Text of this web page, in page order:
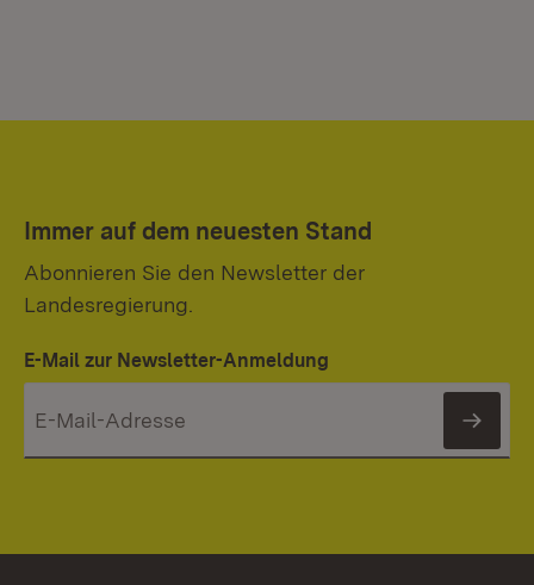
Immer auf dem neuesten Stand
Abonnieren Sie den Newsletter der
Landesregierung.
E-Mail zur Newsletter-Anmeldung